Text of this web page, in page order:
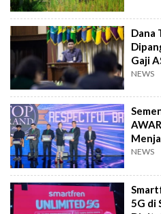
Dana
Gaji
NEWS
NEWS
5G di